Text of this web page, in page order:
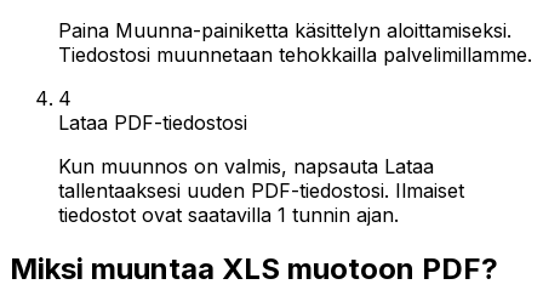
Paina Muunna-painiketta käsittelyn aloittamiseksi.
Tiedostosi muunnetaan tehokkailla palvelimillamme.
4
Lataa PDF-tiedostosi
Kun muunnos on valmis, napsauta Lataa
tallentaaksesi uuden PDF-tiedostosi. Ilmaiset
tiedostot ovat saatavilla 1 tunnin ajan.
Miksi muuntaa XLS muotoon PDF?